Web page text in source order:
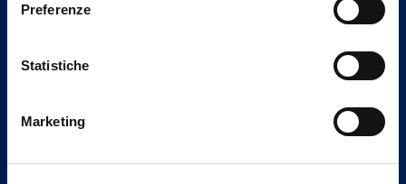
Preferenze
Statistiche
Marketing